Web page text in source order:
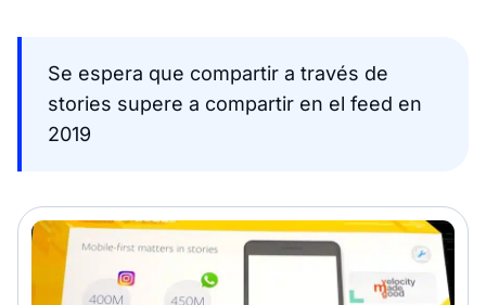
Se espera que compartir a través de
stories supere a compartir en el feed en
2019